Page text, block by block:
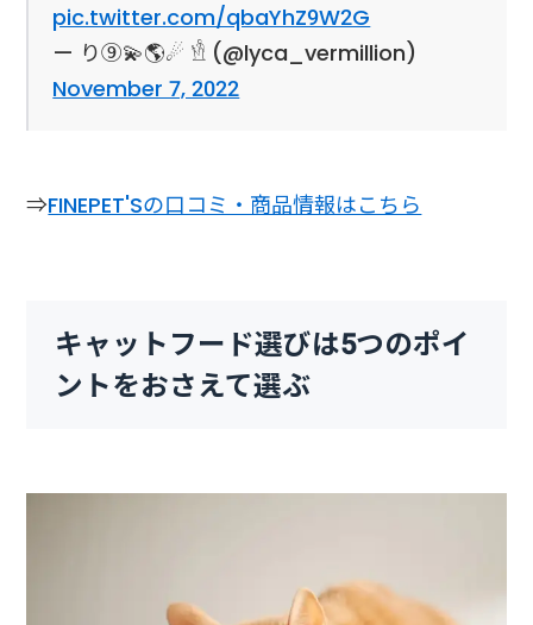
pic.twitter.com/qbaYhZ9W2G
— り⑨💫🌎☄ 𓁛 (@lyca_vermillion)
November 7, 2022
⇒FINEPET'Sの口コミ・商品情報はこちら
キャットフード選びは5つのポイ
ントをおさえて選ぶ